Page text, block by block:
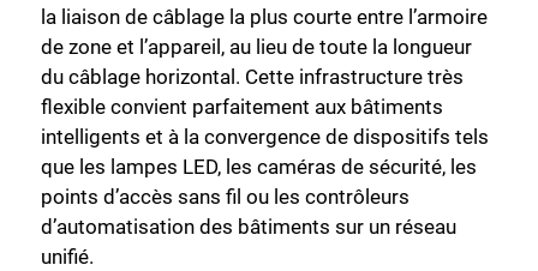
la liaison de câblage la plus courte entre l’armoire
de zone et l’appareil, au lieu de toute la longueur
du câblage horizontal. Cette infrastructure très
flexible convient parfaitement aux bâtiments
intelligents et à la convergence de dispositifs tels
que les lampes LED, les caméras de sécurité, les
points d’accès sans fil ou les contrôleurs
d’automatisation des bâtiments sur un réseau
unifié.